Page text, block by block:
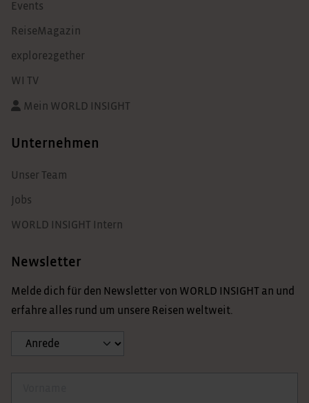
Events
ReiseMagazin
explore2gether
WI TV
Mein WORLD INSIGHT
Unternehmen
Unser Team
Jobs
WORLD INSIGHT Intern
Newsletter
Melde dich für den Newsletter von WORLD INSIGHT an und
erfahre alles rund um unsere Reisen weltweit.
Anrede